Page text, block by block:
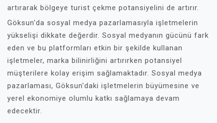
artırarak bölgeye turist çekme potansiyelini de artırır.
Göksun'da sosyal medya pazarlamasıyla işletmelerin
yükselişi dikkate değerdir. Sosyal medyanın gücünü fark
eden ve bu platformları etkin bir şekilde kullanan
işletmeler, marka bilinirliğini artırırken potansiyel
müşterilere kolay erişim sağlamaktadır. Sosyal medya
pazarlaması, Göksun'daki işletmelerin büyümesine ve
yerel ekonomiye olumlu katkı sağlamaya devam
edecektir.